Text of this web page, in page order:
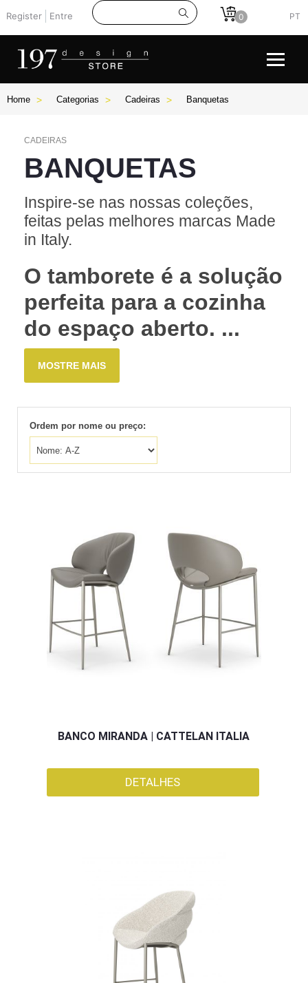
Register Entre 0 PT
Home Categorias Cadeiras Banquetas
CADEIRAS
BANQUETAS
Inspire-se nas nossas coleções,
feitas pelas melhores marcas Made
in Italy.
O tamborete é a solução
perfeita para a cozinha
do espaço aberto. ...
MOSTRE MAIS
Ordem por nome ou preço:
BANCO MIRANDA | CATTELAN ITALIA
DETALHES